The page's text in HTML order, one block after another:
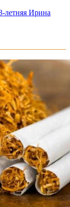
летняя Ирина